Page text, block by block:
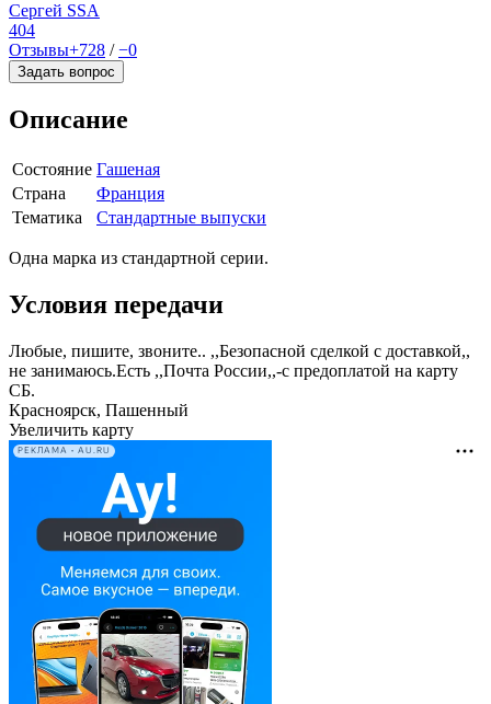
Сергей SSA
404
Отзывы+728 /−0
Задать вопрос
Описание
Состояние Гашеная
Страна
Франция
Тематика
Стандартные выпуски
Одна марка из стандартной серии.
Условия передачи
Любые, пишите, звоните.. ,,Безопасной сделкой с доставкой,,
не занимаюсь.Есть ,,Почта России,,-с предоплатой на карту
СБ.
Красноярск, Пашенный
Увеличить карту
РЕКЛАМА • AU.RU